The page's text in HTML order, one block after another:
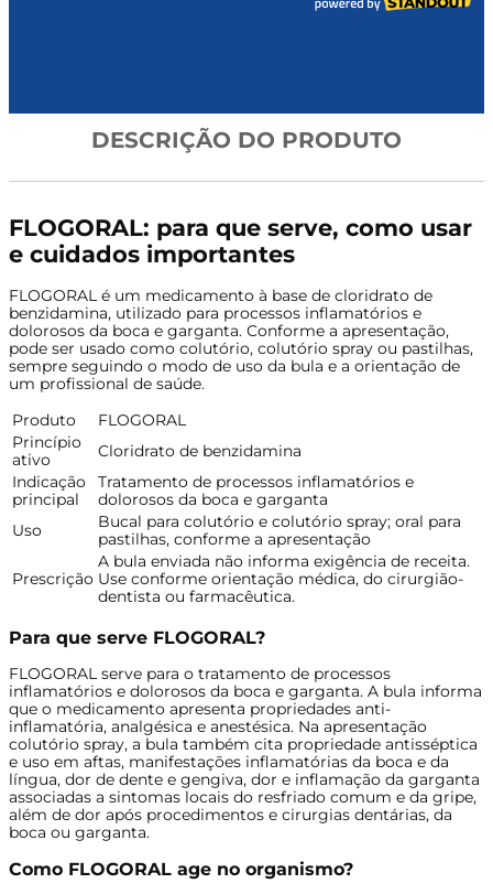
DESCRIÇÃO DO PRODUTO
FLOGORAL: para que serve, como usar
e cuidados importantes
FLOGORAL é um medicamento à base de cloridrato de
benzidamina, utilizado para processos inflamatórios e
dolorosos da boca e garganta. Conforme a apresentação,
pode ser usado como colutório, colutório spray ou pastilhas,
sempre seguindo o modo de uso da bula e a orientação de
um profissional de saúde.
Produto
FLOGORAL
Princípio
ativo
Cloridrato de benzidamina
Indicação
principal
Tratamento de processos inflamatórios e
dolorosos da boca e garganta
Uso
Bucal para colutório e colutório spray; oral para
pastilhas, conforme a apresentação
Prescrição
A bula enviada não informa exigência de receita.
Use conforme orientação médica, do cirurgião-
dentista ou farmacêutica.
Para que serve FLOGORAL?
FLOGORAL serve para o tratamento de processos
inflamatórios e dolorosos da boca e garganta. A bula informa
que o medicamento apresenta propriedades anti-
inflamatória, analgésica e anestésica. Na apresentação
colutório spray, a bula também cita propriedade antisséptica
e uso em aftas, manifestações inflamatórias da boca e da
língua, dor de dente e gengiva, dor e inflamação da garganta
associadas a sintomas locais do resfriado comum e da gripe,
além de dor após procedimentos e cirurgias dentárias, da
boca ou garganta.
Como FLOGORAL age no organismo?